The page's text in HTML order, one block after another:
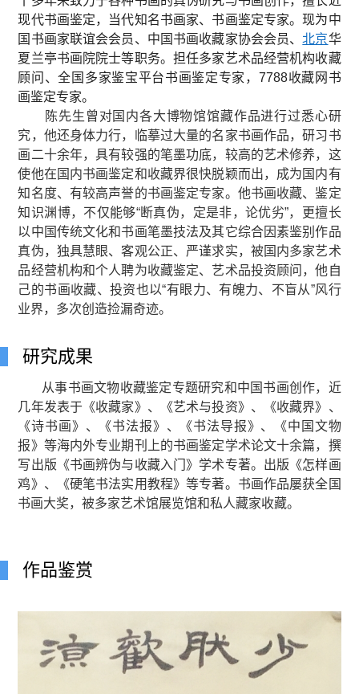
现代书画鉴定，当代知名书画家、书画鉴定专家。现为中
国书画家联谊会会员、中国书画收藏家协会会员、北京华
夏兰亭书画院院士等职务。担任多家艺术品经营机构收藏
顾问、全国多家鉴宝平台书画鉴定专家，7788收藏网书
画鉴定专家。
陈先生曾对国内各大博物馆馆藏作品进行过悉心研
究，他还身体力行，临摹过大量的名家书画作品，研习书
画二十余年，具有较强的笔墨功底，较高的艺术修养，这
使他在国内书画鉴定和收藏界很快脱颖而出，成为国内有
知名度、有较高声誉的书画鉴定专家。他书画收藏、鉴定
知识渊博，不仅能够“断真伪，定是非，论优劣”，更擅长
以中国传统文化和书画笔墨技法及其它综合因素鉴别作品
真伪，独具慧眼、客观公正、严谨求实，被国内多家艺术
品经营机构和个人聘为收藏鉴定、艺术品投资顾问，他自
己的书画收藏、投资也以“有眼力、有魄力、不盲从”风行
业界，多次创造捡漏奇迹。
研究成果
从事书画文物收藏鉴定专题研究和中国书画创作，近
几年发表于《收藏家》、《艺术与投资》、《收藏界》、
《诗书画》、《书法报》、《书法导报》、《中国文物
报》等海内外专业期刊上的书画鉴定学术论文十余篇，撰
写出版《书画辨伪与收藏入门》学术专著。出版《怎样画
鸡》、《硬笔书法实用教程》等专著。书画作品屡获全国
书画大奖，被多家艺术馆展览馆和私人藏家收藏。
作品鉴赏